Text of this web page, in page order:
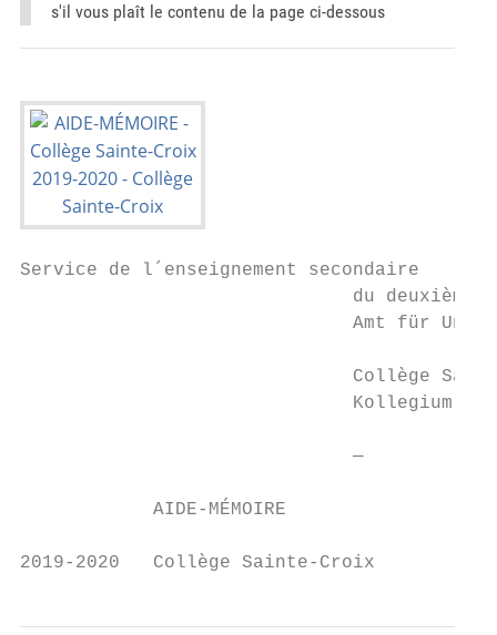
s'il vous plaît le contenu de la page ci-dessous
Service de l´enseignement secondaire
du deuxième
Amt für
Collège
Kollegium
                              —
            AIDE-MÉMOIRE
2019-2020   Collège Sainte-Croix